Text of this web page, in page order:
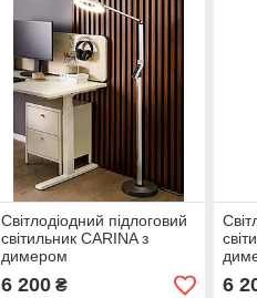
Світлодіодний підлоговий
світильник CARINA з
димером
6 200₴ 6